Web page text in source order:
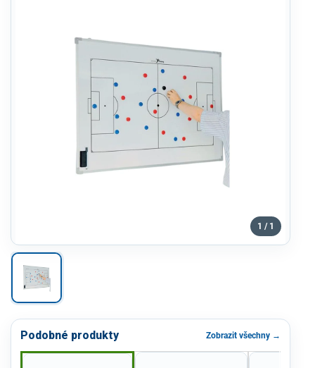
1 / 1
Podobné produkty Zobrazit všechny →